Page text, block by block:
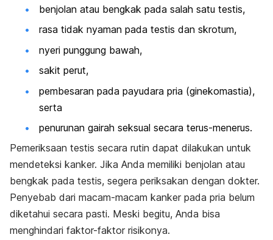
benjolan atau bengkak pada salah satu testis,
rasa tidak nyaman pada testis dan skrotum,
nyeri punggung bawah,
sakit perut,
pembesaran pada payudara pria (ginekomastia),
serta
penurunan gairah seksual secara terus-menerus.
Pemeriksaan testis secara rutin dapat dilakukan untuk
mendeteksi kanker. Jika Anda memiliki benjolan atau
bengkak pada testis, segera periksakan dengan dokter.
Penyebab dari macam-macam kanker pada pria belum
diketahui secara pasti. Meski begitu, Anda bisa
menghindari faktor-faktor risikonya.